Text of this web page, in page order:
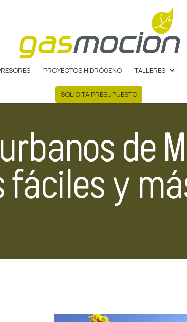
PROYECTOS HIDRÓGENO TALLERES
SOLICITA PRESUPUESTO
de
y